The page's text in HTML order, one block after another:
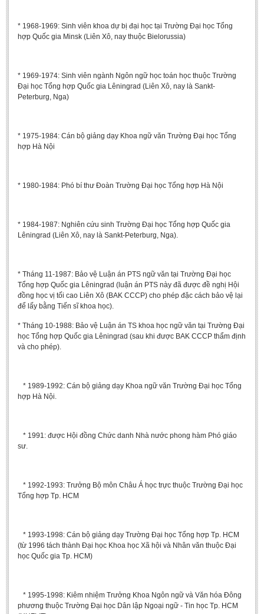
Foreign Literatures & Comparative Literature
Theater and Film
Education
BA, MA, PhD. Theses
Studies on Vietnamese and Korean Literature and Films
Studies on Sinology & Nom
To Build a Standard Orthography in Schools and the Media
ALUMNI
Alumni Association
STUDENT ACTIVITIES
* 1968-1969: Sinh viên khoa dự bị đại học tại Trường Đại học Tổng
hợp Quốc gia Minsk (Liên Xô, nay thuộc Bielorussia)
* 1969-1974: Sinh viên ngành Ngôn ngữ học toán học thuộc Trường
Đại học Tổng hợp Quốc gia Lêningrad (Liên Xô, nay là Sankt-
Peterburg, Nga)
* 1975-1984: Cán bộ giảng dạy Khoa ngữ văn Trường Đại học Tổng
hợp Hà Nội
* 1980-1984: Phó bí thư Đoàn Trường Đại học Tổng hợp Hà Nội
* 1984-1987: Nghiên cứu sinh Trường Đại học Tổng hợp Quốc gia
Lêningrad (Liên Xô, nay là Sankt-Peterburg, Nga).
* Tháng 11-1987: Bảo vệ Luận án PTS ngữ văn tại Trường Đại học
Tổng hợp Quốc gia Lêningrad (luận án PTS này đã được đề nghị Hội
đồng học vị tối cao Liên Xô (BAK CCCP) cho phép đặc cách bảo vệ lại
để lấy bằng Tiến sĩ khoa học).
* Tháng 10-1988: Bảo vệ Luận án TS khoa học ngữ văn tại Trường Đại
học Tổng hợp Quốc gia Lêningrad (sau khi được BAK CCCP thẩm định
và cho phép).
* 1989-1992: Cán bộ giảng dạy Khoa ngữ văn Trường Đại học Tổng
hợp Hà Nội.
* 1991: được Hội đồng Chức danh Nhà nước phong hàm Phó giáo
sư.
* 1992-1993: Trưởng Bộ môn Châu Á học trực thuộc Trường Đại học
Tổng hợp Tp. HCM
* 1993-1998: Cán bộ giảng dạy Trường Đại học Tổng hợp Tp. HCM
(từ 1996 tách thành Đại học Khoa học Xã hội và Nhân văn thuộc Đại
học Quốc gia Tp. HCM)
* 1995-1998: Kiêm nhiệm Trưởng Khoa Ngôn ngữ và Văn hóa Đông
phương thuộc Trường Đại học Dân lập Ngoại ngữ - Tin học Tp. HCM